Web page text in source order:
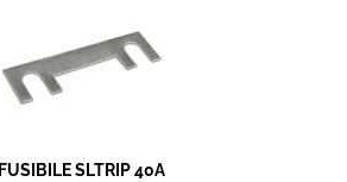
FUSIBILE SLTRIP 40A